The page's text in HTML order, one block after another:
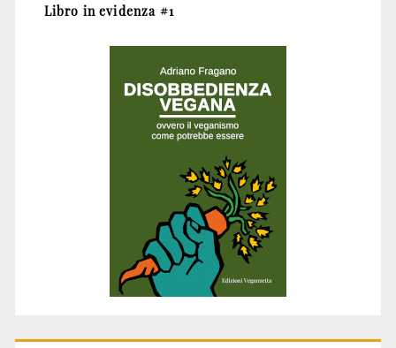
Libro in evidenza #1